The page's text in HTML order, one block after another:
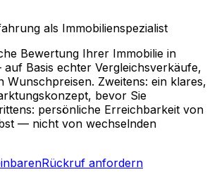
als Immobilienspezialist
Bewertung Ihrer Immobilie in
Basis echter Vergleichsverkäufe,
Wunschpreisen. Zweitens: ein klares,
bevor Sie
persönliche Erreichbarkeit von
— nicht von wechselnden
Rückruf anfordern